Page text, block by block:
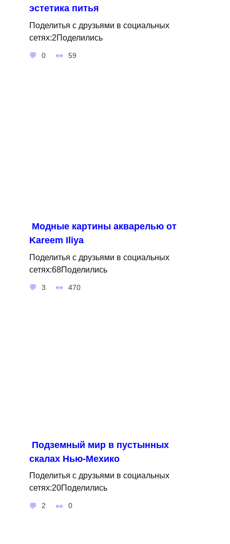
эстетика питья
Поделитья с друзьями в социальных
сетях:2Поделились
0 59
Модные картины акварелью от
Kareem Iliya
Поделитья с друзьями в социальных
сетях:68Поделились
3 470
Подземный мир в пустынных
скалах Нью-Мехико
Поделитья с друзьями в социальных
сетях:20Поделились
2 0